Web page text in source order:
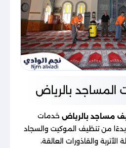
بالرياض
مساجد بالرياض خدمات
من تنظيف الموكيت والسجاد
الأتربة والقاذورات العالقة،